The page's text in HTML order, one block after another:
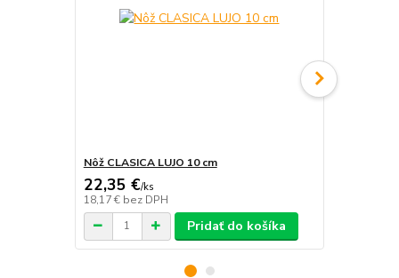
Nôž CLASICA LUJO 10 cm
22,35 €/ks
18,17 € bez DPH
Pridať do košíka